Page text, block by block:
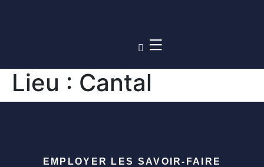
Lieu : Cantal
EMPLOYER LES SAVOIR-FAIRE